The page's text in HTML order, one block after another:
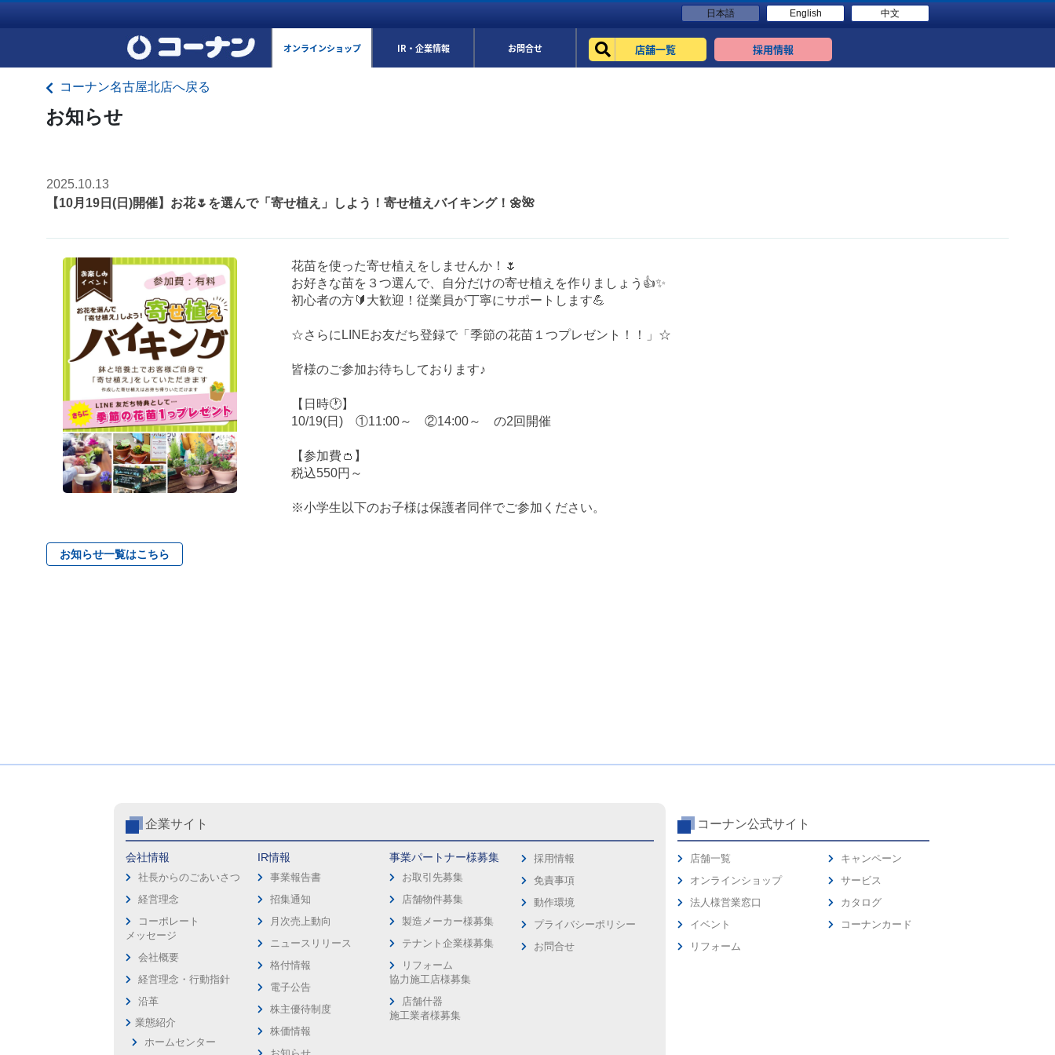
日本語 English 中文
オンラインショップ IR・企業情報 お問合せ 店舗一覧 採用情報
コーナン名古屋北店へ戻る
お知らせ
2025.10.13
【10月19日(日)開催】お花🌷を選んで「寄せ植え」しよう！寄せ植えバイキング！🌼🌺
花苗を使った寄せ植えをしませんか！🌷
お好きな苗を３つ選んで、自分だけの寄せ植えを作りましょう👍✨
初心者の方🔰大歓迎！従業員が丁寧にサポートします💪
☆さらにLINEお友だち登録で「季節の花苗１つプレゼント！！」☆
皆様のご参加お待ちしております♪
【日時🕐】
10/19(日) ①11:00～ ②14:00～ の2回開催
【参加費👛】
税込550円～
※小学生以下のお子様は保護者同伴でご参加ください。
お知らせ一覧はこちら
企業サイト
会社情報
社長からのごあいさつ
経営理念
コーポレート
メッセージ
会社概要
経営理念・行動指針
沿革
業態紹介
ホームセンター
IR情報
事業報告書
招集通知
月次売上動向
ニュースリリース
格付情報
電子公告
株主優待制度
株価情報
事業パートナー様募集
お取引先募集
店舗物件募集
製造メーカー様募集
テナント企業様募集
リフォーム
協力施工店様募集
店舗什器
施工業者様募集
採用情報
免責事項
動作環境
プライバシーポリシー
お問合せ
コーナン公式サイト
店舗一覧
オンラインショップ
法人様営業窓口
イベント
リフォーム
キャンペーン
サービス
カタログ
コーナンカード